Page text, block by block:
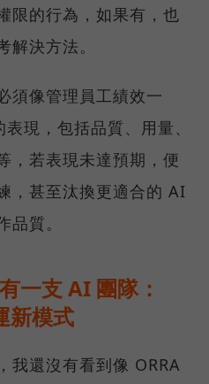
限的行為，如果有，也
決方法。
須像管理員工績效一
現，包括品質、用量、
，若表現未達預期，便
，甚至汰換更適合的 AI
品質。
一支 AI 團隊：
新模式
我還沒有看到像 ORRA